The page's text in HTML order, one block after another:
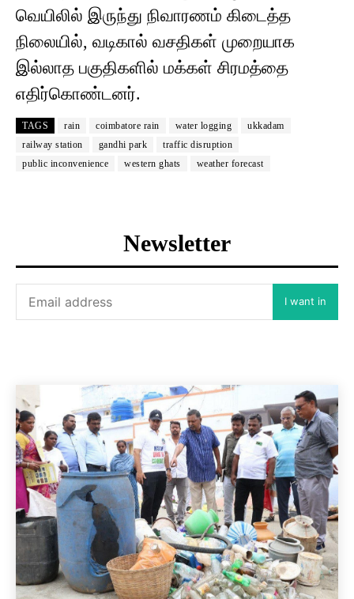
வெயிலில் இருந்து நிவாரணம் கிடைத்த
நிலையில், வடிகால் வசதிகள் முறையாக
இல்லாத பகுதிகளில் மக்கள் சிரமத்தை
எதிர்கொண்டனர்.
TAGS rain coimbatore rain water logging
ukkadam
railway station
gandhi park
traffic disruption
public inconvenience
western ghats weather forecast
Newsletter
I want in